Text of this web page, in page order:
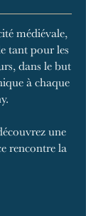
médiévale,
tant pour les
dans le but
à chaque
une
rencontre la